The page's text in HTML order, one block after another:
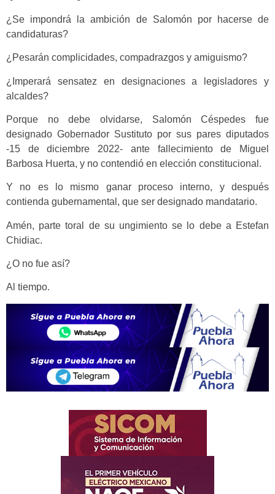
¿Se impondrá la ambición de Salomón por hacerse de
candidaturas?
¿Pesarán complicidades, compadrazgos y amiguismo?
¿Imperará sensatez en designaciones a legisladores y
alcaldes?
Porque no debe olvidarse, Salomón Céspedes fue
designado Gobernador Sustituto por sus pares diputados
-15 de diciembre 2022- ante fallecimiento de Miguel
Barbosa Huerta, y no contendió en elección constitucional.
Y no es lo mismo ganar proceso interno, y después
contienda gubernamental, que ser designado mandatario.
Amén, parte toral de su ungimiento se lo debe a Estefan
Chidiac.
¿O no fue así?
Al tiempo.